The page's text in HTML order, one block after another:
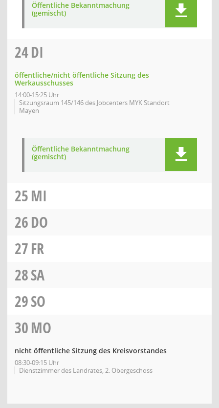
Öffentliche Bekanntmachung
(gemischt)
24DI
öffentliche/nicht öffentliche Sitzung des
Werkausschusses
14:00-15:25 Uhr
Sitzungsraum 145/146 des Jobcenters MYK Standort
Mayen
Öffentliche Bekanntmachung
(gemischt)
25MI
26DO
27FR
28SA
29SO
30MO
nicht öffentliche Sitzung des Kreisvorstandes
08:30-09:15 Uhr
Dienstzimmer des Landrates, 2. Obergeschoss